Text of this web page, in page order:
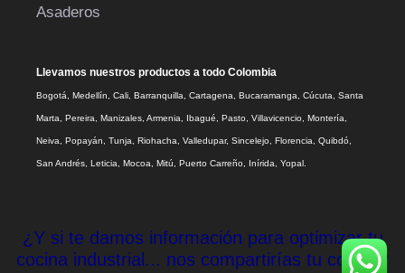
Asaderos
Llevamos nuestros productos a todo Colombia
Bogotá, Medellín, Cali, Barranquilla, Cartagena, Bucaramanga, Cúcuta, Santa
Marta, Pereira, Manizales, Armenia, Ibagué, Pasto, Villavicencio, Montería,
Neiva, Popayán, Tunja, Riohacha, Valledupar, Sincelejo, Florencia, Quibdó,
San Andrés, Leticia, Mocoa, Mitú, Puerto Carreño, Inírida, Yopal.
¿Y si te damos información para optimizar tu
cocina industrial... nos compartirías tu correo?